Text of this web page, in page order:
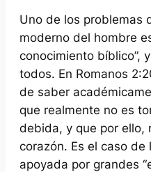
Uno de los problemas
moderno del hombre
conocimiento bíblico”,
todos. En Romanos
de saber
que realmente no es
debida, y que por ello,
corazón. Es el caso de
apoyada por grandes